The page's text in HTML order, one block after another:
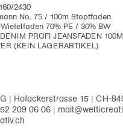
2430
No. 75 / 100m Stopffaden
70% PE / 30% BW
PROFI JEANSFADEN 100M
(KEIN LAGERARTIKEL)
| Hofackerstrasse 15 | CH-
209 06 06 |